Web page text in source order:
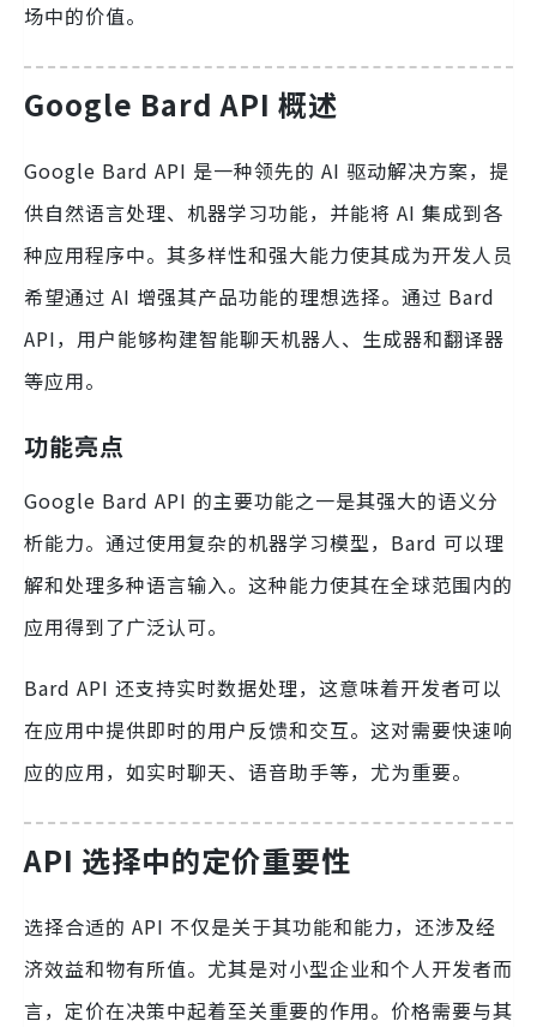
场中的价值。
Google Bard API 概述
Google Bard API 是一种领先的 AI 驱动解决方案，提
供自然语言处理、机器学习功能，并能将 AI 集成到各
种应用程序中。其多样性和强大能力使其成为开发人员
希望通过 AI 增强其产品功能的理想选择。通过 Bard
API，用户能够构建智能聊天机器人、生成器和翻译器
等应用。
功能亮点
Google Bard API 的主要功能之一是其强大的语义分
析能力。通过使用复杂的机器学习模型，Bard 可以理
解和处理多种语言输入。这种能力使其在全球范围内的
应用得到了广泛认可。
Bard API 还支持实时数据处理，这意味着开发者可以
在应用中提供即时的用户反馈和交互。这对需要快速响
应的应用，如实时聊天、语音助手等，尤为重要。
API 选择中的定价重要性
选择合适的 API 不仅是关于其功能和能力，还涉及经
济效益和物有所值。尤其是对小型企业和个人开发者而
言，定价在决策中起着至关重要的作用。价格需要与其